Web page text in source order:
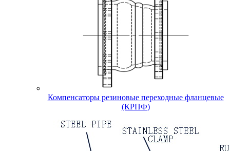
Компенсаторы резиновые переходные фланцевые
(КРПФ)